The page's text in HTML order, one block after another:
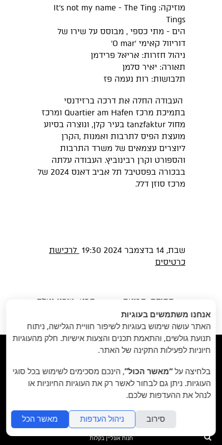
מוזיקה: It's not my name - The Ting
Tings
הים - מתי כספי , מבוסס על שירו של
דוריוול קאימי ׳O mar׳
ניהול חזרות: אריאל פרידמן
תאורה: יאיר סלמן
תלבושות: רות נעמה פז
העבודה החלה את דרכה ברזידנסי
בתמיכת מרכז Quartier am Hafen ומרכז
מחול tanzfaktur בעיר קלן, ונוצרה בסיוע
מועצת הפיס לתרבות ואמנות ,הקרן
ליוצרים עצמאים של משרד התרבות
והספורט וקרן רבינוביץ. העבודה עלתה
בבכורה בפסטיבל תל אביב דאנס 2024 של
מרכז סוזן דלל.
שבת, 14 בדצמבר 2024 19:30
לרכישת
כרטיסים
הקודם : קריאה
משותפת | ליאת
אלקיים // 15
בדצמבר 24
הבא : מופע גאלה

קידום נתיב האמן ע"ר 580107977
folyou
חנות אונליין בקלות חיפוש
אנחנו משתמשים בעוגיות
האתר עושה שימוש בעוגיות לשיפור חוויית הגלישה, ניתוח
תנועת גולשים, והתאמת תכנים והצעות אישיות. חלק מהעוגיות
חיוניות לפעילות התקינה של האתר.
בלחיצה על“מאשר הכול”, הינכם מסכימים לשימוש בכל סוגי
העוגיות. ניתן גם לבחור לאשר רק את העוגיות החיוניות או
לנהל את ההעדפות שלכם.
סירוב ניהול העדפות מאשר הכל